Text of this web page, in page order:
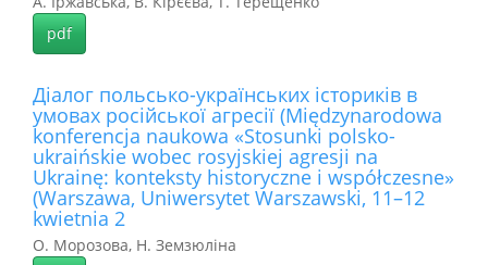
pdf
Діалог польсько-українських істориків в
умовах російської агресії (Międzynarodowa
konferencja naukowa «Stosunki polsko-
ukraińskie wobec rosyjskiej agresji na
Ukrainę: konteksty historyczne i współczesne»
(Warszawа, Uniwersytet Warszawski, 11–12
kwietnia 2
О. Морозова, Н. Земзюліна